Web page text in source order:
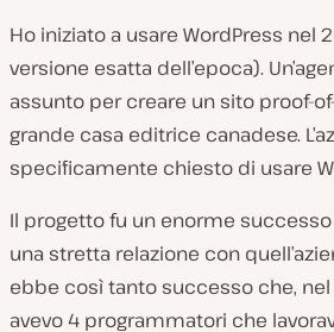
Ho iniziato a usare WordPress nel
versione esatta dell’epoca).
assunto per creare un sito proof-
grande casa editrice canadese.
specificamente chiesto di usare
Il progetto fu un enorme
una stretta relazione con
ebbe così tanto successo che, nel
avevo 4 programmatori che